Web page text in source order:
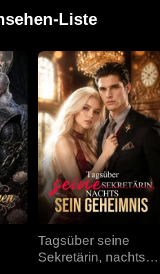
Liste
Tagsüber seine
Sekretärin, nachts